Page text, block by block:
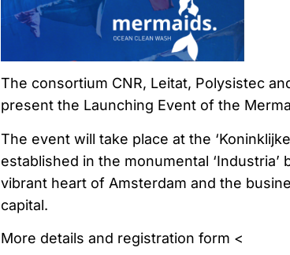
The consortium CNR, Leitat, Polysistec
present the Launching Event of the
The event will take place at the
established in the monumental
vibrant heart of Amsterdam and the
capital.
More details and registration form <